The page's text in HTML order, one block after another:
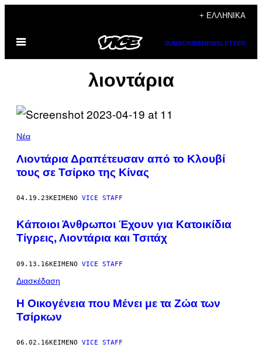
περιεχόμενο
+ ΕΛΛΗΝΙΚΆ
Ανοίξτε
μενού
SUBSCRIBENEWSLETTER
λιοντάρια
Νέα
Λιοντάρια Δραπέτευσαν από το Κλουβί
τους σε Τσίρκο της Κίνας
04.19.23ΚΕΊΜΕΝΟ VICE STAFF
Κάποιοι Άνθρωποι Έχουν για Κατοικίδια
Τίγρεις, Λιοντάρια και Τσιτάχ
09.13.16ΚΕΊΜΕΝΟ VICE STAFF
Διασκέδαση
Η Οικογένεια που Μένει με τα Ζώα των
Τσίρκων
06.02.16ΚΕΊΜΕΝΟ VICE STAFF